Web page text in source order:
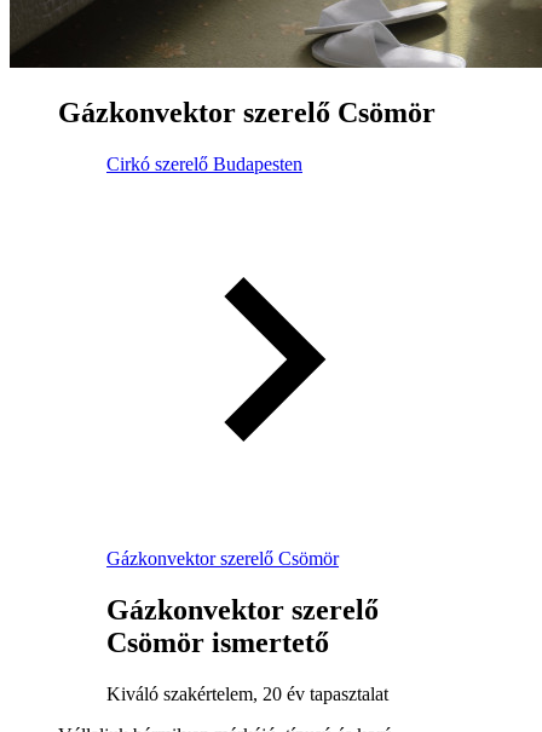
Gázkonvektor szerelő Csömör
Cirkó szerelő Budapesten
Gázkonvektor szerelő Csömör
Gázkonvektor szerelő
Csömör ismertető
Kiváló szakértelem, 20 év tapasztalat